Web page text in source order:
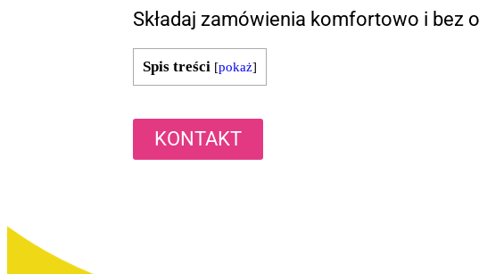
Składaj zamówienia komfortowo i bez
Spis treści [pokaż]
KONTAKT